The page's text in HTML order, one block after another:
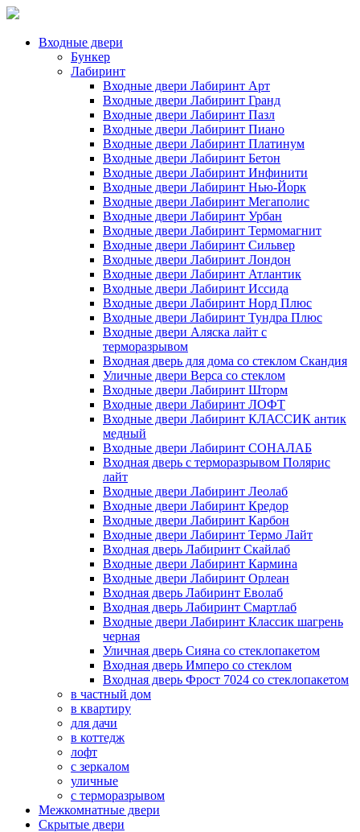
Входные двери
Бункер
Лабиринт
Входные двери Лабиринт Арт
Входные двери Лабиринт Гранд
Входные двери Лабиринт Пазл
Входные двери Лабиринт Пиано
Входные двери Лабиринт Платинум
Входные двери Лабиринт Бетон
Входные двери Лабиринт Инфинити
Входные двери Лабиринт Нью-Йорк
Входные двери Лабиринт Мегаполис
Входные двери Лабиринт Урбан
Входные двери Лабиринт Термомагнит
Входные двери Лабиринт Сильвер
Входные двери Лабиринт Лондон
Входные двери Лабиринт Атлантик
Входные двери Лабиринт Иссида
Входные двери Лабиринт Норд Плюс
Входные двери Лабиринт Тундра Плюс
Входные двери Аляска лайт с
терморазрывом
Входная дверь для дома со стеклом Скандия
Уличные двери Верса со стеклом
Входные двери Лабиринт Шторм
Входные двери Лабиринт ЛОФТ
Входные двери Лабиринт КЛАССИК антик
медный
Входные двери Лабиринт СОНАЛАБ
Входная дверь с терморазрывом Полярис
лайт
Входные двери Лабиринт Леолаб
Входные двери Лабиринт Кредор
Входные двери Лабиринт Карбон
Входные двери Лабиринт Термо Лайт
Входная дверь Лабиринт Скайлаб
Входные двери Лабиринт Кармина
Входные двери Лабиринт Орлеан
Входная дверь Лабиринт Еволаб
Входная дверь Лабиринт Смартлаб
Входные двери Лабиринт Классик шагрень
черная
Уличная дверь Сияна со стеклопакетом
Входная дверь Имперо со стеклом
Входная дверь Фрост 7024 со стеклопакетом
в частный дом
в квартиру
для дачи
в коттедж
лофт
с зеркалом
уличные
с терморазрывом
Межкомнатные двери
Скрытые двери